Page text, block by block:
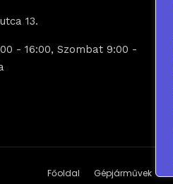
13.
- 16:00, Szombat 9:00 -
Főoldal Gépjárművek